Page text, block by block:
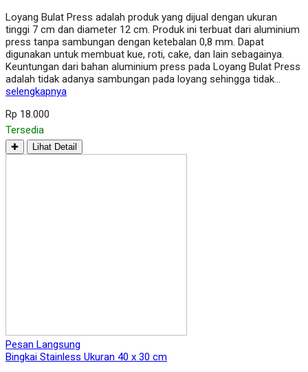
Loyang Bulat Press adalah produk yang dijual dengan ukuran
tinggi 7 cm dan diameter 12 cm. Produk ini terbuat dari aluminium
press tanpa sambungan dengan ketebalan 0,8 mm. Dapat
digunakan untuk membuat kue, roti, cake, dan lain sebagainya.
Keuntungan dari bahan aluminium press pada Loyang Bulat Press
adalah tidak adanya sambungan pada loyang sehingga tidak…
selengkapnya
Rp 18.000
Tersedia
✚ Lihat Detail
Pesan Langsung
Bingkai Stainless Ukuran 40 x 30 cm